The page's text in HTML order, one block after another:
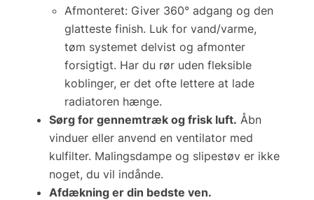
Afmonteret: Giver 360° adgang og den
glat­teste finish. Luk for vand/varme,
tøm systemet delvist og afmonter
forsigtigt. Har du rør uden fleksible
koblinger, er det ofte lettere at lade
radiatoren hænge.
Sørg for gennemtræk og frisk luft. Åbn
vinduer eller anvend en ventilator med
kulfilter. Malingsdampe og slipestøv er ikke
noget, du vil indånde.
Afdækning er din bedste ven.